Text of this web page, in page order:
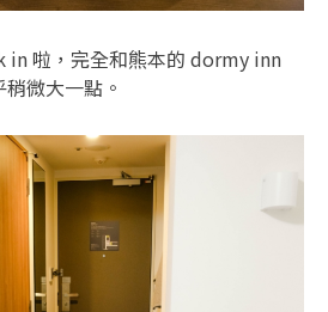
in 啦，完全和熊本的 dormy inn
微大一點。